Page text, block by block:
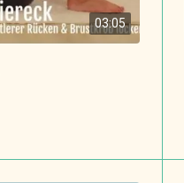
03:05